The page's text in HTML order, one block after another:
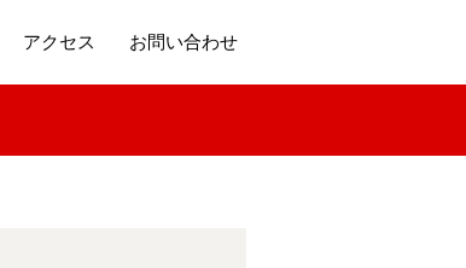
アクセス お問い合わせ